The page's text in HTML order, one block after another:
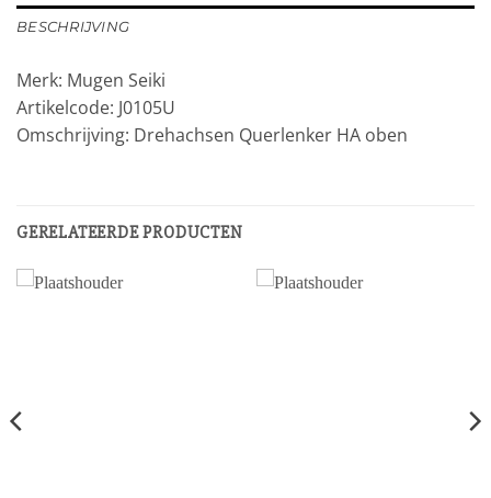
BESCHRIJVING
Merk: Mugen Seiki
Artikelcode: J0105U
Omschrijving: Drehachsen Querlenker HA oben
GERELATEERDE PRODUCTEN